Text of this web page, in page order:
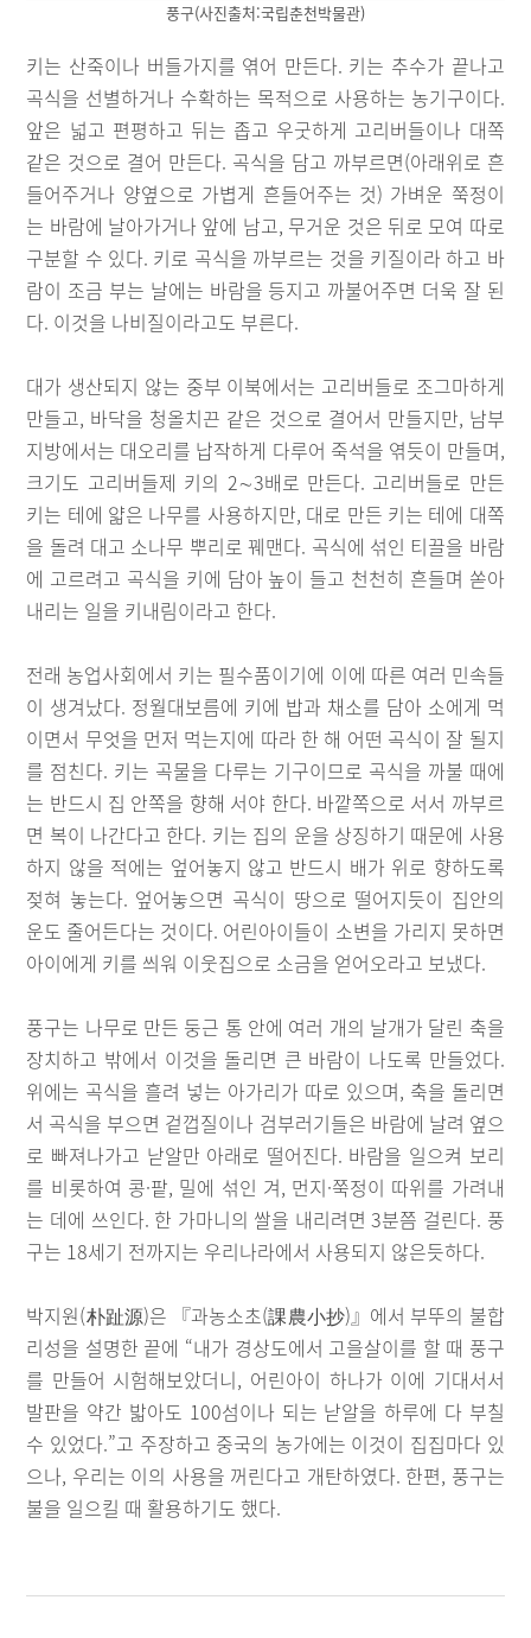
풍구(사진출처:국립춘천박물관)
키는 산죽이나 버들가지를 엮어 만든다. 키는 추수가 끝나고
곡식을 선별하거나 수확하는 목적으로 사용하는 농기구이다.
앞은 넓고 편평하고 뒤는 좁고 우굿하게 고리버들이나 대쪽
같은 것으로 결어 만든다. 곡식을 담고 까부르면(아래위로 흔
들어주거나 양옆으로 가볍게 흔들어주는 것) 가벼운 쭉정이
는 바람에 날아가거나 앞에 남고, 무거운 것은 뒤로 모여 따로
구분할 수 있다. 키로 곡식을 까부르는 것을 키질이라 하고 바
람이 조금 부는 날에는 바람을 등지고 까불어주면 더욱 잘 된
다. 이것을 나비질이라고도 부른다.
대가 생산되지 않는 중부 이북에서는 고리버들로 조그마하게
만들고, 바닥을 청올치끈 같은 것으로 결어서 만들지만, 남부
지방에서는 대오리를 납작하게 다루어 죽석을 엮듯이 만들며,
크기도 고리버들제 키의 2∼3배로 만든다. 고리버들로 만든
키는 테에 얇은 나무를 사용하지만, 대로 만든 키는 테에 대쪽
을 돌려 대고 소나무 뿌리로 꿰맨다. 곡식에 섞인 티끌을 바람
에 고르려고 곡식을 키에 담아 높이 들고 천천히 흔들며 쏟아
내리는 일을 키내림이라고 한다.
전래 농업사회에서 키는 필수품이기에 이에 따른 여러 민속들
이 생겨났다. 정월대보름에 키에 밥과 채소를 담아 소에게 먹
이면서 무엇을 먼저 먹는지에 따라 한 해 어떤 곡식이 잘 될지
를 점친다. 키는 곡물을 다루는 기구이므로 곡식을 까불 때에
는 반드시 집 안쪽을 향해 서야 한다. 바깥쪽으로 서서 까부르
면 복이 나간다고 한다. 키는 집의 운을 상징하기 때문에 사용
하지 않을 적에는 엎어놓지 않고 반드시 배가 위로 향하도록
젖혀 놓는다. 엎어놓으면 곡식이 땅으로 떨어지듯이 집안의
운도 줄어든다는 것이다. 어린아이들이 소변을 가리지 못하면
아이에게 키를 씌워 이웃집으로 소금을 얻어오라고 보냈다.
풍구는 나무로 만든 둥근 통 안에 여러 개의 날개가 달린 축을
장치하고 밖에서 이것을 돌리면 큰 바람이 나도록 만들었다.
위에는 곡식을 흘려 넣는 아가리가 따로 있으며, 축을 돌리면
서 곡식을 부으면 겉껍질이나 검부러기들은 바람에 날려 옆으
로 빠져나가고 낟알만 아래로 떨어진다. 바람을 일으켜 보리
를 비롯하여 콩·팥, 밀에 섞인 겨, 먼지·쭉정이 따위를 가려내
는 데에 쓰인다. 한 가마니의 쌀을 내리려면 3분쯤 걸린다. 풍
구는 18세기 전까지는 우리나라에서 사용되지 않은듯하다.
박지원(朴趾源)은 『과농소초(課農小抄)』에서 부뚜의 불합
리성을 설명한 끝에 “내가 경상도에서 고을살이를 할 때 풍구
를 만들어 시험해보았더니, 어린아이 하나가 이에 기대서서
발판을 약간 밟아도 100섬이나 되는 낟알을 하루에 다 부칠
수 있었다.”고 주장하고 중국의 농가에는 이것이 집집마다 있
으나, 우리는 이의 사용을 꺼린다고 개탄하였다. 한편, 풍구는
불을 일으킬 때 활용하기도 했다.